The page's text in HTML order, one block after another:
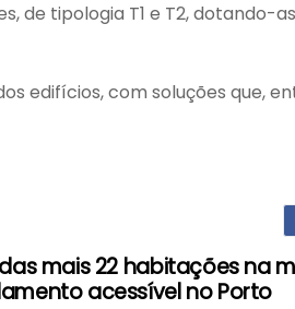
de tipologia T1 e T2, dotando-
edifícios, com soluções que,
mais 22 habitações na
acessível no Porto